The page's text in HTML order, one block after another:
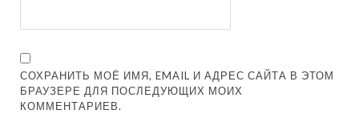
СОХРАНИТЬ МОЁ ИМЯ, EMAIL И АДРЕС САЙТА В ЭТОМ
БРАУЗЕРЕ ДЛЯ ПОСЛЕДУЮЩИХ МОИХ
КОММЕНТАРИЕВ.